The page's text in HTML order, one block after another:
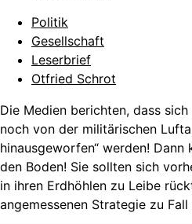
Politik
Gesellschaft
Leserbrief
Otfried Schrot
Die Medien berichten, dass
noch von der militärischen
hinausgeworfen“ werden! Dann
den Boden! Sie sollten sich
in ihren Erdhöhlen zu Leibe
angemessenen Strategie zu